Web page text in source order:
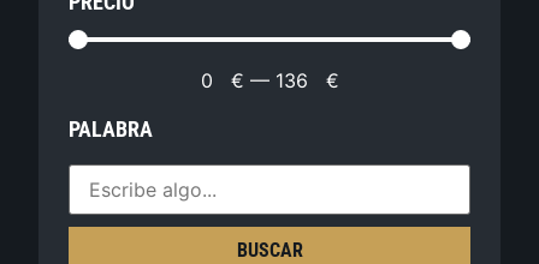
0 € — 136 €
PALABRA
BUSCAR